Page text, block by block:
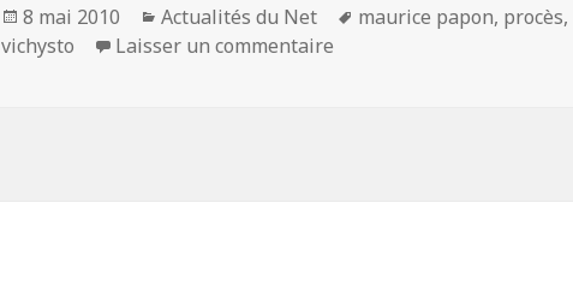
Publié
le
8 mai 2010 Catégories
Actualités du Net
Mots-
maurice papon, procès,
vichysto
Laisser un commentaire